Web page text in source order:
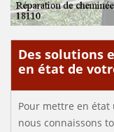
Des solutions
en état de
Pour mettre en état
nous connaissons